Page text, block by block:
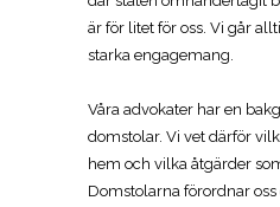
är för litet för oss. Vi går
starka engagemang.
Våra advokater har en
domstolar. Vi vet därför
hem och vilka åtgärder
Domstolarna förordnar